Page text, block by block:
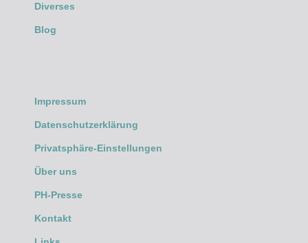
Diverses
Blog
Impressum
Datenschutzerklärung
Privatsphäre-Einstellungen
Über uns
PH-Presse
Kontakt